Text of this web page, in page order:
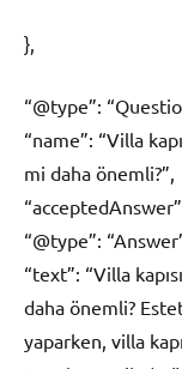
},
“@type”:
“name”: “Villa
mi daha önemli?”,
“@type”:
“text”: “Villa
daha önemli?
yaparken, villa